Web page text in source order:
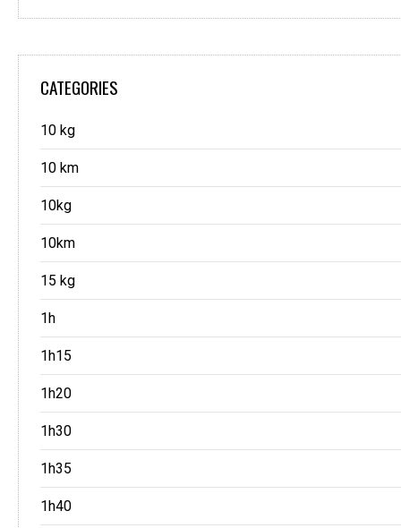
CATEGORIES
10 kg
10 km
10kg
10km
15 kg
1h
1h15
1h20
1h30
1h35
1h40